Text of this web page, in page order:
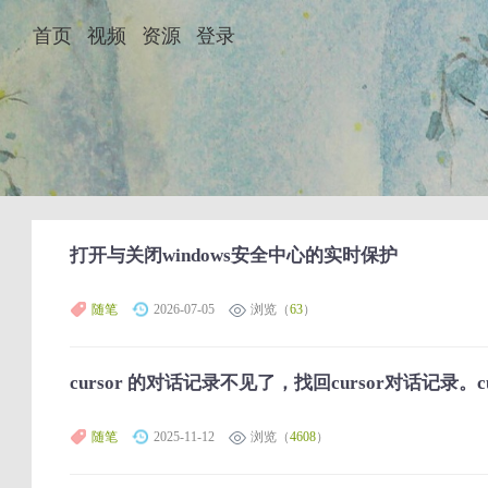
首页 视频 资源 登录
打开与关闭windows安全中心的实时保护
随笔 2026-07-05 浏览（63）
cursor 的对话记录不见了，找回cursor对话记录。
随笔 2025-11-12 浏览（4608）